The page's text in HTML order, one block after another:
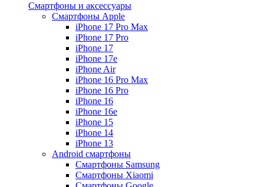
Смартфоны и аксессуары
Смартфоны Apple
iPhone 17 Pro Max
iPhone 17 Pro
iPhone 17
iPhone 17e
iPhone Air
iPhone 16 Pro Max
iPhone 16 Pro
iPhone 16
iPhone 16e
iPhone 15
iPhone 14
iPhone 13
Android cмартфоны
Смартфоны Samsung
Смартфоны Xiaomi